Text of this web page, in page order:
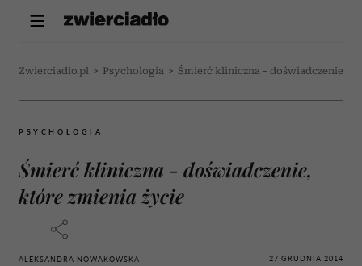
Zwierciadlo.pl > Psychologia > Śmierć kliniczna - doświadczenie,
PSYCHOLOGIA
Śmierć kliniczna - doświadczenie,
które zmienia życie
ALEKSANDRA NOWAKOWSKA 27 GRUDNIA 2014